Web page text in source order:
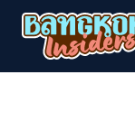
Zum
Inhalt
springen